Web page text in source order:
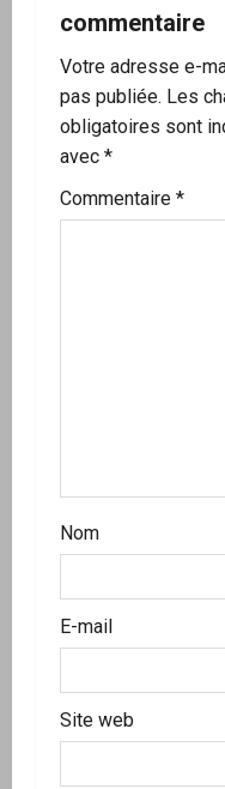
commentaire
Votre adresse e-
pas publiée. Les
obligatoires sont
avec *
Commentaire *
Nom
E-mail
Site web